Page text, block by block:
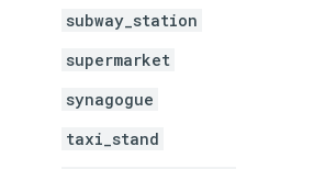
subway_station
supermarket
synagogue
taxi_stand